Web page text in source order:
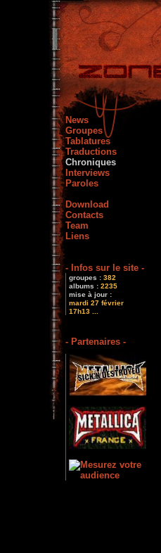
News
Groupes
Tablatures
Traductions
Chroniques
Interviews
Paroles
Download
Contacts
Team
Liens
- Infos sur le site -
groupes : 382
albums : 2235
mise à jour :
mardi 27 février
17h13 ...
- Partenaires -